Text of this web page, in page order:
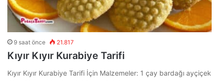
9 saat önce 21.817
Kıyır Kıyır Kurabiye Tarifi
Kıyır Kıyır Kurabiye Tarifi İçin Malzemeler: 1 çay bardağı ayçiçek